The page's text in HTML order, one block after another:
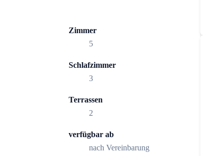
Zimmer
5
Schlafzimmer
3
Terrassen
2
verfügbar ab
nach Vereinbarung